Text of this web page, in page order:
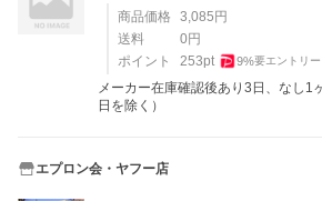
商品価格 3,085 円
送料
0 円
ポイント
253pt 9%要エントリー
メーカー在庫確認後あり3日、なし1
日を除く）
エプロン会・ヤフー店